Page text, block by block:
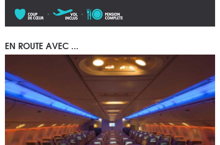
EN ROUTE AVEC ...